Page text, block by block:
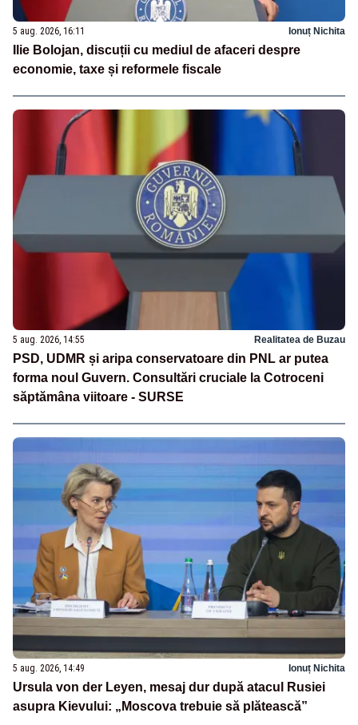
5 aug. 2026, 16:11 Ionuț Nichita
Ilie Bolojan, discuții cu mediul de afaceri despre
economie, taxe și reformele fiscale
5 aug. 2026, 14:55 Realitatea de Buzau
PSD, UDMR și aripa conservatoare din PNL ar putea
forma noul Guvern. Consultări cruciale la Cotroceni
săptămâna viitoare - SURSE
5 aug. 2026, 14:49 Ionuț Nichita
Ursula von der Leyen, mesaj dur după atacul Rusiei
asupra Kievului: „Moscova trebuie să plătească”